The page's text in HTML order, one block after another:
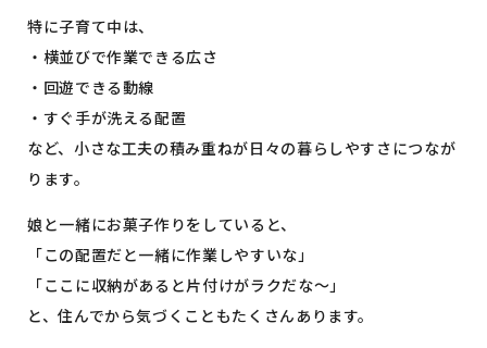
特に子育て中は、
・横並びで作業できる広さ
・回遊できる動線
・すぐ手が洗える配置
など、小さな工夫の積み重ねが日々の暮らしやすさにつなが
ります。
娘と一緒にお菓子作りをしていると、
「この配置だと一緒に作業しやすいな」
「ここに収納があると片付けがラクだな〜」
と、住んでから気づくこともたくさんあります。